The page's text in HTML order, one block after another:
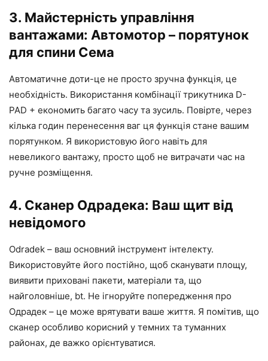
3. Майстерність управління
вантажами: Автомотор – порятунок
для спини Сема
Автоматичне доти-це не просто зручна функція, це
необхідність. Використання комбінації трикутника D-
PAD + економить багато часу та зусиль. Повірте, через
кілька годин перенесення ваг ця функція стане вашим
порятунком. Я використовую його навіть для
невеликого вантажу, просто щоб не витрачати час на
ручне розміщення.
4. Сканер Одрадека: Ваш щит від
невідомого
Odradek – ваш основний інструмент інтелекту.
Використовуйте його постійно, щоб сканувати площу,
виявити приховані пакети, матеріали та, що
найголовніше, bt. Не ігноруйте попередження про
Одрадек – це може врятувати ваше життя. Я помітив, що
сканер особливо корисний у темних та туманних
районах, де важко орієнтуватися.